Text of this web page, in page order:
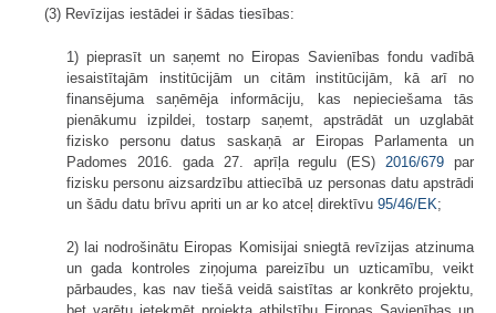
(3) Revīzijas iestādei ir šādas tiesības:
1) pieprasīt un saņemt no Eiropas Savienības fondu vadībā
iesaistītajām institūcijām un citām institūcijām, kā arī no
finansējuma saņēmēja informāciju, kas nepieciešama tās
pienākumu izpildei, tostarp saņemt, apstrādāt un uzglabāt
fizisko personu datus saskaņā ar Eiropas Parlamenta un
Padomes 2016. gada 27. aprīļa regulu (ES)2016/679 par
fizisku personu aizsardzību attiecībā uz personas datu apstrādi
un šādu datu brīvu apriti un ar ko atceļ direktīvu 95/46/EK;
2) lai nodrošinātu Eiropas Komisijai sniegtā revīzijas atzinuma
un gada kontroles ziņojuma pareizību un uzticamību, veikt
pārbaudes, kas nav tiešā veidā saistītas ar konkrēto projektu,